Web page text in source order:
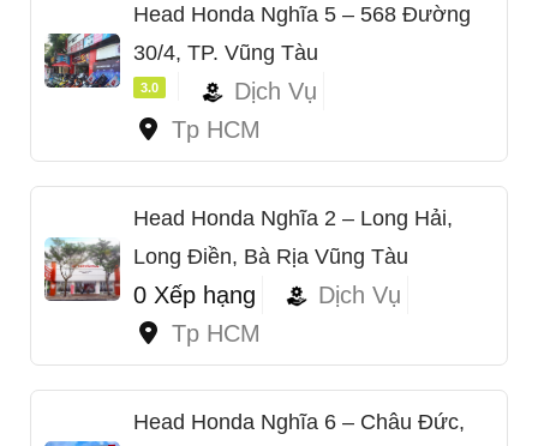
Head Honda Nghĩa 5 – 568 Đường
30/4, TP. Vũng Tàu
3.0
Dịch Vụ
Tp HCM
Head Honda Nghĩa 2 – Long Hải,
Long Điền, Bà Rịa Vũng Tàu
0 Xếp hạng
Dịch Vụ
Tp HCM
Head Honda Nghĩa 6 – Châu Đức,